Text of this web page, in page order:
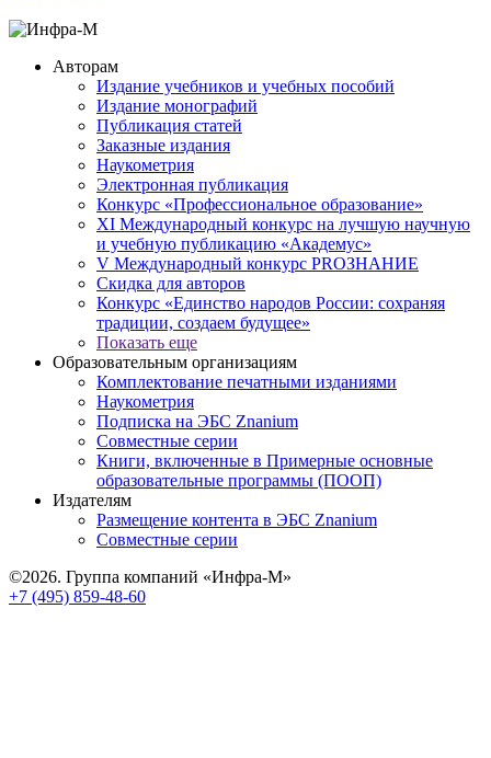
Авторам
Издание учебников и учебных пособий
Издание монографий
Публикация статей
Заказные издания
Наукометрия
Электронная публикация
Конкурс «Профессиональное образование»
XI Международный конкурс на лучшую научную
и учебную публикацию «Академус»
V Международный конкурс PROЗНАНИЕ
Скидка для авторов
Конкурс «Единство народов России: сохраняя
традиции, создаем будущее»
Показать еще
Образовательным организациям
Комплектование печатными изданиями
Наукометрия
Подписка на ЭБС Znanium
Совместные серии
Книги, включенные в Примерные основные
образовательные программы (ПООП)
Издателям
Размещение контента в ЭБС Znanium
Совместные серии
©2026. Группа компаний «Инфра-М»
+7 (495) 859-48-60